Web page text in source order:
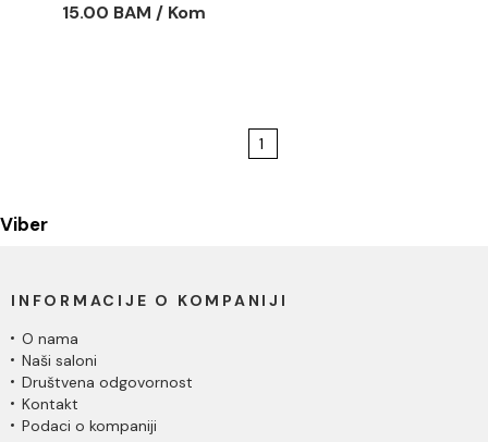
15.00 BAM / Kom
1
Viber
INFORMACIJE O KOMPANIJI
O nama
Naši saloni
Društvena odgovornost
Kontakt
Podaci o kompaniji